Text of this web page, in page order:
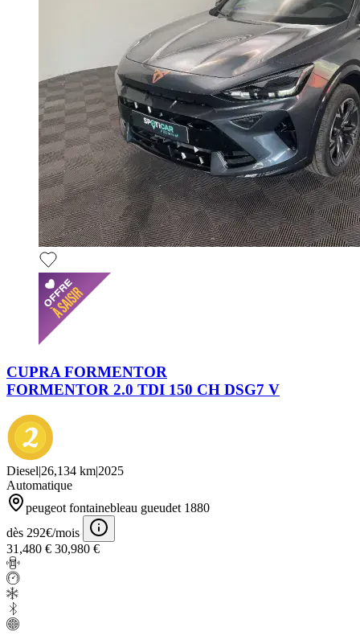
CUPRA FORMENTOR
FORMENTOR 2.0 TDI 150 CH DSG7 V
Diesel|26,134 km|2025
Automatique
peugeot fontainebleau gueudet 1880
dès 292€/mois
31,480 € 30,980 €